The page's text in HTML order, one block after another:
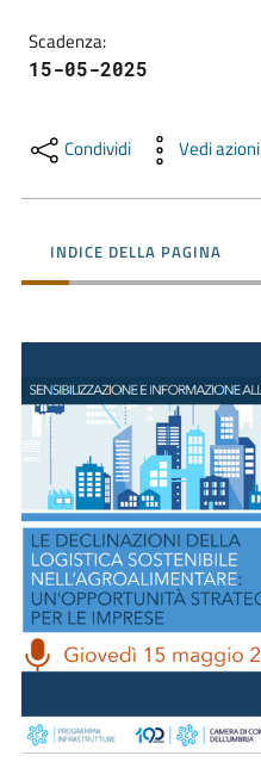
Tutelare
l'Impresa
Consumatore
L'Impresa
Ac
ce
Re
gis
tra
ti
Scadenza:
15-05-2025
Condividi Vedi azioni
INDICE DELLA PAGINA